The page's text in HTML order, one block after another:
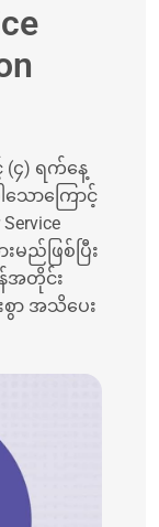
(၄) ရက်နေ့
ောကြောင့်
မည်ဖြစ်ပြီး
အတိုင်း
စွာ အသိပေး